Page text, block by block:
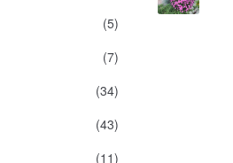
(5)
(7)
(34)
(43)
(11)